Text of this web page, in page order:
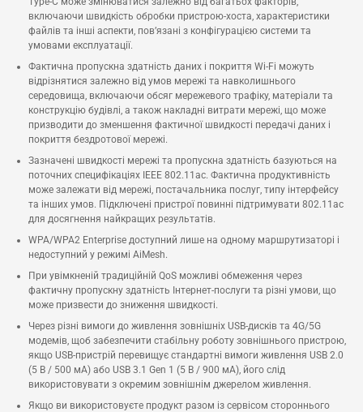
включаючи швидкість обробки пристрою-хоста, характеристики
файлів та інші аспекти, пов’язані з конфігурацією системи та
умовами експлуатації.
Фактична пропускна здатність даних і покриття Wi-Fi можуть
відрізнятися залежно від умов мережі та навколишнього
середовища, включаючи обсяг мережевого трафіку, матеріали та
конструкцію будівлі, а також накладні витрати мережі, що може
призводити до зменшення фактичної швидкості передачі даних і
покриття бездротової мережі.
Зазначені швидкості мережі та пропускна здатність базуються на
поточних специфікаціях IEEE 802.11ac. Фактична продуктивність
може залежати від мережі, постачальника послуг, типу інтерфейсу
та інших умов. Підключені пристрої повинні підтримувати 802.11ac
для досягнення найкращих результатів.
WPA/WPA2 Enterprise доступний лише на одному маршрутизаторі і
недоступний у режимі AiMesh.
При увімкненій традиційній QoS можливі обмеження через
фактичну пропускну здатність Інтернет-послуги та різні умови, що
може призвести до зниження швидкості.
Через різні вимоги до живлення зовнішніх USB-дисків та 4G/5G
модемів, щоб забезпечити стабільну роботу зовнішнього пристрою,
якщо USB-пристрій перевищує стандартні вимоги живлення USB 2.0
(5 В / 500 мА) або USB 3.1 Gen 1 (5 В / 900 мА), його слід
використовувати з окремим зовнішнім джерелом живлення.
Якщо ви використовуєте продукт разом із сервісом стороннього